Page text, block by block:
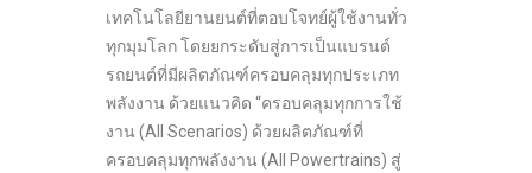
เทคโนโลยียานยนต์ที่ตอบโจทย์ผู้ใช้งานทั่ว
ทุกมุมโลก โดยยกระดับสู่การเป็นแบรนด์
รถยนต์ที่มีผลิตภัณฑ์ครอบคลุมทุกประเภท
พลังงาน ด้วยแนวคิด “ครอบคลุมทุกการใช้
งาน (All Scenarios) ด้วยผลิตภัณฑ์ที่
ครอบคลุมทุกพลังงาน (All Powertrains) สู่